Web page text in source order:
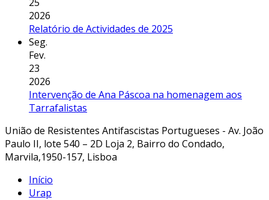
2026
Relatório de Actividades de 2025
Seg.
Fev.
23
2026
Intervenção de Ana Páscoa na homenagem aos
Tarrafalistas
União de Resistentes Antifascistas Portugueses - Av. João
Paulo II, lote 540 – 2D Loja 2, Bairro do Condado,
Marvila,1950-157, Lisboa
Início
Urap